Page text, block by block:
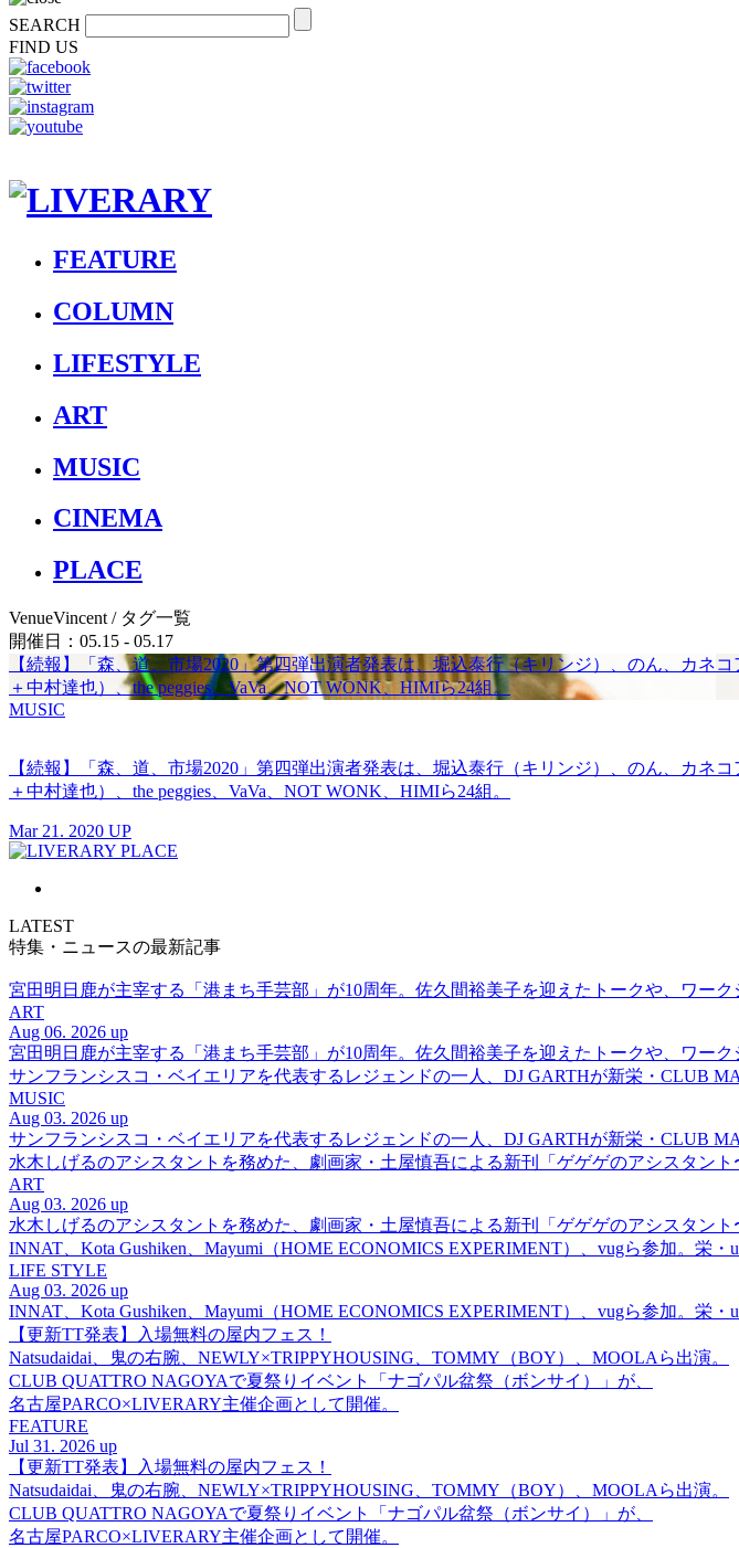
SEARCH
FIND US
FEATURE
COLUMN
LIFESTYLE
ART
MUSIC
CINEMA
PLACE
VenueVincent / タグ一覧
開催日：05.15 - 05.17
【続報】「森、道、市場2020」第四弾出演者発表は、堀込泰行（キリンジ）、のん、カネ
＋中村達也）、the peggies、VaVa、NOT WONK、HIMIら24組。
MUSIC
【続報】「森、道、市場2020」第四弾出演者発表は、堀込泰行（キリンジ）、のん、カネ
＋中村達也）、the peggies、VaVa、NOT WONK、HIMIら24組。
Mar 21. 2020 UP
LATEST
特集・ニュースの最新記事
宮田明日鹿が主宰する「港まち手芸部」が10周年。佐久間裕美子を迎えたトークや、ワーク
ART
Aug 06. 2026 up
宮田明日鹿が主宰する「港まち手芸部」が10周年。佐久間裕美子を迎えたトークや、ワーク
サンフランシスコ・ベイエリアを代表するレジェンドの一人、DJ GARTHが新栄・CLUB
MUSIC
Aug 03. 2026 up
サンフランシスコ・ベイエリアを代表するレジェンドの一人、DJ GARTHが新栄・CLUB
水木しげるのアシスタントを務めた、劇画家・土屋慎吾による新刊「ゲゲゲのアシスタン
ART
Aug 03. 2026 up
水木しげるのアシスタントを務めた、劇画家・土屋慎吾による新刊「ゲゲゲのアシスタン
INNAT、Kota Gushiken、Mayumi（HOME ECONOMICS EXPERIMENT）、vugら参加。栄
LIFE STYLE
Aug 03. 2026 up
INNAT、Kota Gushiken、Mayumi（HOME ECONOMICS EXPERIMENT）、vugら参加。栄
【更新TT発表】入場無料の屋内フェス！
Natsudaidai、鬼の右腕、NEWLY×TRIPPYHOUSING、TOMMY（BOY）、MOOLAら出演。
CLUB QUATTRO NAGOYAで夏祭りイベント「ナゴパル盆祭（ボンサイ）」が、
名古屋PARCO×LIVERARY主催企画として開催。
FEATURE
Jul 31. 2026 up
【更新TT発表】入場無料の屋内フェス！
Natsudaidai、鬼の右腕、NEWLY×TRIPPYHOUSING、TOMMY（BOY）、MOOLAら出演。
CLUB QUATTRO NAGOYAで夏祭りイベント「ナゴパル盆祭（ボンサイ）」が、
名古屋PARCO×LIVERARY主催企画として開催。